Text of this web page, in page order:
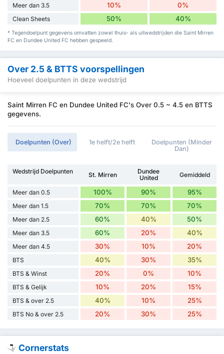
Meer dan 3.5 10% 0%
Clean Sheets 50% 40%
* Tegendoelpunt gegevens omvatten zowel thuis- als uitwedstrijden die Saint Mirren
FC en Dundee United FC hebben gespeeld.
Over 2.5 & BTTS voorspellingen
Hoeveel doelpunten in deze wedstrijd
Saint Mirren FC en Dundee United FC's Over 0.5 ~ 4.5 en BTTS
gegevens.
Doelpunten (Over) 1e helft/2e helft
Doelpunten (Minder
Dan)
Wedstrijd Doelpunten St. Mirren
Dundee
United
Gemiddeld
Meer dan 0.5 100% 90% 95%
Meer dan 1.5 70% 70% 70%
Meer dan 2.5 60% 40% 50%
Meer dan 3.5 60% 20% 40%
Meer dan 4.5 30% 10% 20%
BTS 40% 30% 35%
BTS & Winst 20% 0% 10%
BTS & Gelijk 10% 20% 15%
BTS & over 2.5 40% 10% 25%
BTS No & over 2.5 20% 30% 25%
Cornerstats